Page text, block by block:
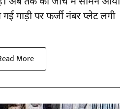
गाड़ी पर फर्जी नंबर प्लेट लगी
More